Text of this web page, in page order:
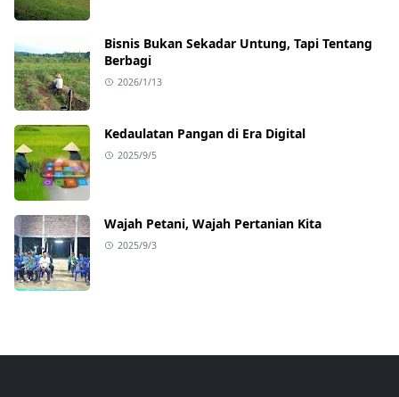
Bisnis Bukan Sekadar Untung, Tapi Tentang
Berbagi
2026/1/13
Kedaulatan Pangan di Era Digital
2025/9/5
Wajah Petani, Wajah Pertanian Kita
2025/9/3